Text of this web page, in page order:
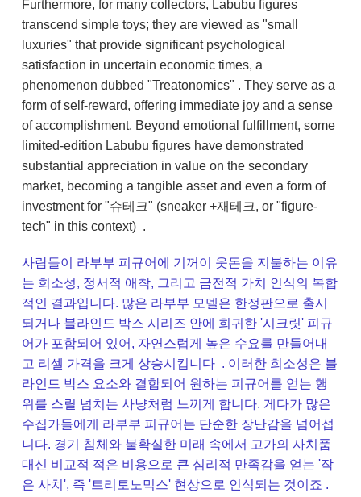
Furthermore, for many collectors, Labubu figures
transcend simple toys; they are viewed as "small
luxuries" that provide significant psychological
satisfaction in uncertain economic times, a
phenomenon dubbed "Treatonomics" . They serve as a
form of self-reward, offering immediate joy and a sense
of accomplishment. Beyond emotional fulfillment, some
limited-edition Labubu figures have demonstrated
substantial appreciation in value on the secondary
market, becoming a tangible asset and even a form of
investment for "슈테크" (sneaker +재테크, or "figure-
tech" in this context) .
사람들이 라부부 피규어에 기꺼이 웃돈을 지불하는 이유
는 희소성, 정서적 애착, 그리고 금전적 가치 인식의 복합
적인 결과입니다. 많은 라부부 모델은 한정판으로 출시
되거나 블라인드 박스 시리즈 안에 희귀한 '시크릿' 피규
어가 포함되어 있어, 자연스럽게 높은 수요를 만들어내
고 리셀 가격을 크게 상승시킵니다 . 이러한 희소성은 블
라인드 박스 요소와 결합되어 원하는 피규어를 얻는 행
위를 스릴 넘치는 사냥처럼 느끼게 합니다. 게다가 많은
수집가들에게 라부부 피규어는 단순한 장난감을 넘어섭
니다. 경기 침체와 불확실한 미래 속에서 고가의 사치품
대신 비교적 적은 비용으로 큰 심리적 만족감을 얻는 '작
은 사치', 즉 '트리토노믹스' 현상으로 인식되는 것이죠 .